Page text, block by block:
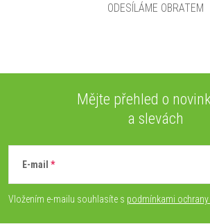
ODESÍLÁME OBRATEM
p
Mějte přehled o
a slevách
E-mail
Vložením e-mailu souhlasíte s podmínkami